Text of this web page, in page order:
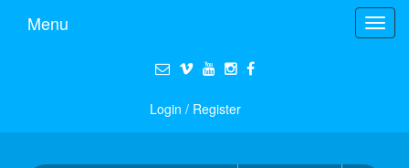
Menu
Login / Register